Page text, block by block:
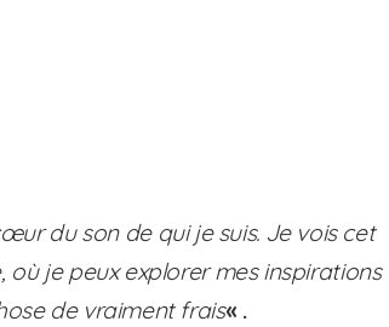
du son de qui je suis. Je vois cet
où je peux explorer mes inspirations
de vraiment frais« .